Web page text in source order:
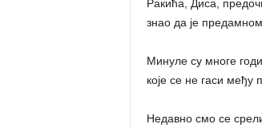
Ракића, Диса,
знао да је
Минуле су многе
које се не гаси међу
Недавно смо се